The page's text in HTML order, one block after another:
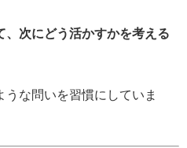
、次にどう活かすかを考える
うな問いを習慣にしていま